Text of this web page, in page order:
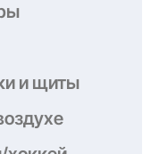
и щиты